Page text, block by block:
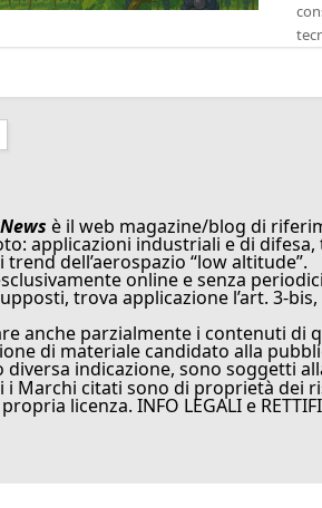
News è il web magazine/blog di
applicazioni industriali e di
dell’aerospazio “low altitude”.
online e senza
trova applicazione l’art. 3-
anche parzialmente i contenuti di
di materiale candidato alla
diversa indicazione, sono soggetti
i Marchi citati sono di proprietà dei
licenza. INFO LEGALI e